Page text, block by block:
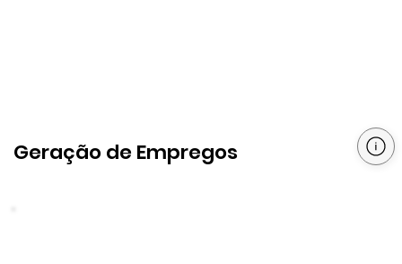
Geração de Empregos